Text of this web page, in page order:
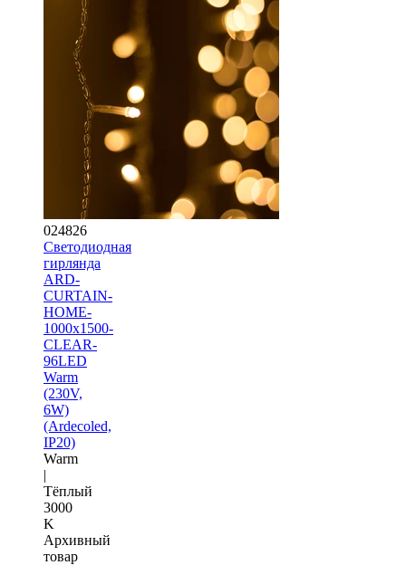
024826
Светодиодная
гирлянда
ARD-
CURTAIN-
HOME-
1000x1500-
CLEAR-
96LED
Warm
(230V,
6W)
(Ardecoled,
IP20)
Warm
|
Тёплый
3000
K
Архивный
товар